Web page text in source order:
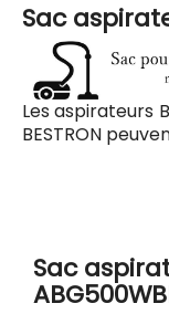
Sac
Les aspirateurs
BESTRON
Sac